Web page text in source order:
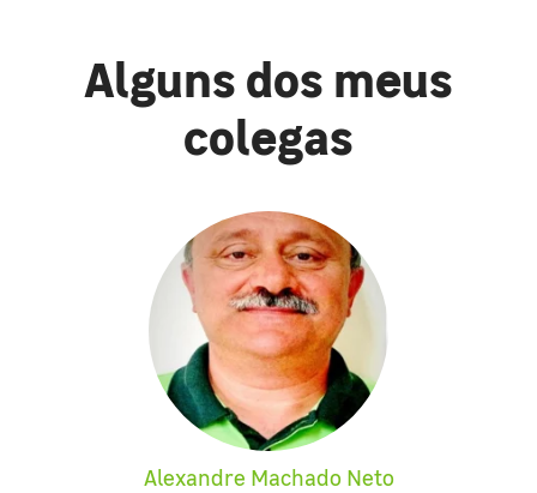
Alguns dos meus
colegas
Alexandre Machado Neto